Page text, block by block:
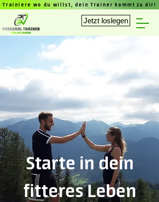
Trainiere wo du willst, dein Trainer kommt zu dir!
Jetzt loslegen
Starte in dein
fitteres Leben